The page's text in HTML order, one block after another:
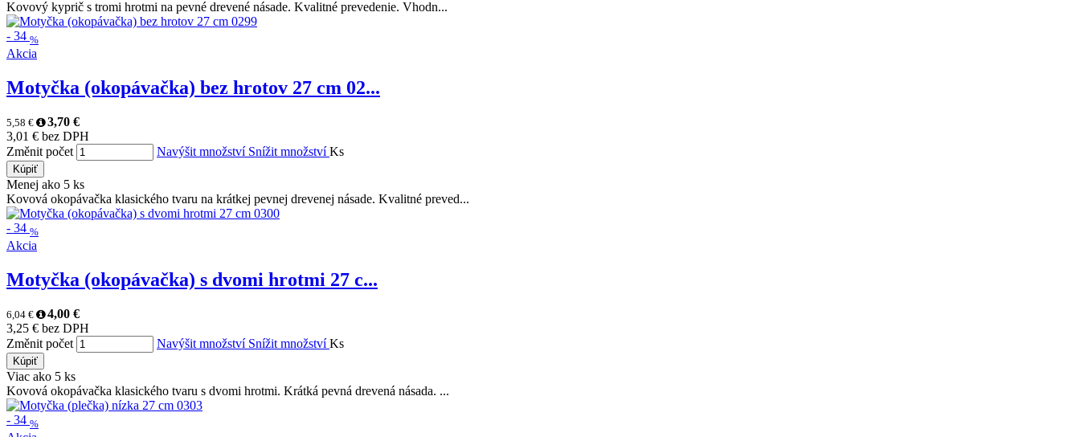
Kovový kyprič s tromi hrotmi na pevné drevené násade. Kvalitné prevedenie. Vhodn...
- 34 %
Akcia
Motyčka (okopávačka) bez hrotov 27 cm 02...
5,58 €
3,70 €
3,01 € bez DPH
Změnit počet
Navýšit množství Snížit množstvíKs
Kúpiť
Menej ako 5 ks
Kovová okopávačka klasického tvaru na krátkej pevnej drevenej násade. Kvalitné preved...
- 34 %
Akcia
Motyčka (okopávačka) s dvomi hrotmi 27 c...
6,04 €
4,00 €
3,25 € bez DPH
Změnit počet
Navýšit množství Snížit množstvíKs
Kúpiť
Viac ako 5 ks
Kovová okopávačka klasického tvaru s dvomi hrotmi. Krátká pevná drevená násada. ...
- 34 %